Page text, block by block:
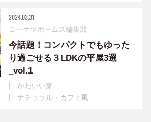
2024.03.31
コーケツホームズ編集部
今話題！コンパクトでもゆった
り過ごせる３LDKの平屋3選
_vol.1
かわいい家
ナチュラル・カフェ風